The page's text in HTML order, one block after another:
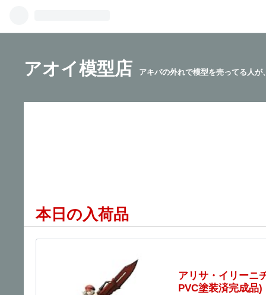
アオイ模型店 アキバの外れで模型を売ってる人
本日の入荷品
アリサ・イリーニ
PVC塗装済完成品)